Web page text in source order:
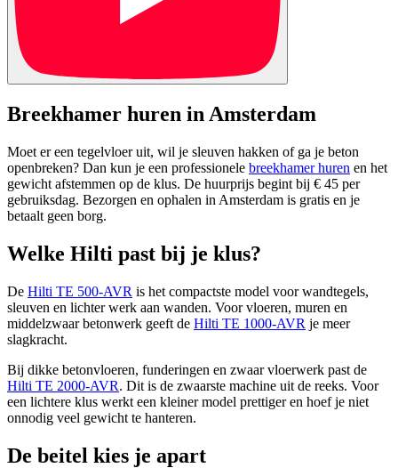
Breekhamer huren in Amsterdam
Moet er een tegelvloer uit, wil je sleuven hakken of ga je beton
openbreken? Dan kun je een professionele breekhamer huren en het
gewicht afstemmen op de klus. De huurprijs begint bij € 45 per
gebruiksdag. Bezorgen en ophalen in Amsterdam is gratis en je
betaalt geen borg.
Welke Hilti past bij je klus?
De Hilti TE 500-AVR is het compactste model voor wandtegels,
sleuven en lichter werk aan wanden. Voor vloeren, muren en
middelzwaar betonwerk geeft de Hilti TE 1000-AVR je meer
slagkracht.
Bij dikke betonvloeren, funderingen en zwaar vloerwerk past de
Hilti TE 2000-AVR. Dit is de zwaarste machine uit de reeks. Voor
een lichtere klus werkt een kleiner model prettiger en hoef je niet
onnodig veel gewicht te hanteren.
De beitel kies je apart